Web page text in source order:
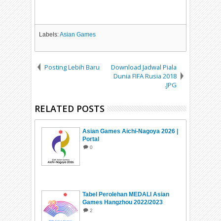
Labels:Asian Games
Posting Lebih Baru
Download Jadwal Piala
Dunia FIFA Rusia 2018
.JPG
RELATED POSTS
Asian Games Aichi-Nagoya 2026 |
Portal
0
Tabel Perolehan MEDALI Asian
Games Hangzhou 2022/2023
2